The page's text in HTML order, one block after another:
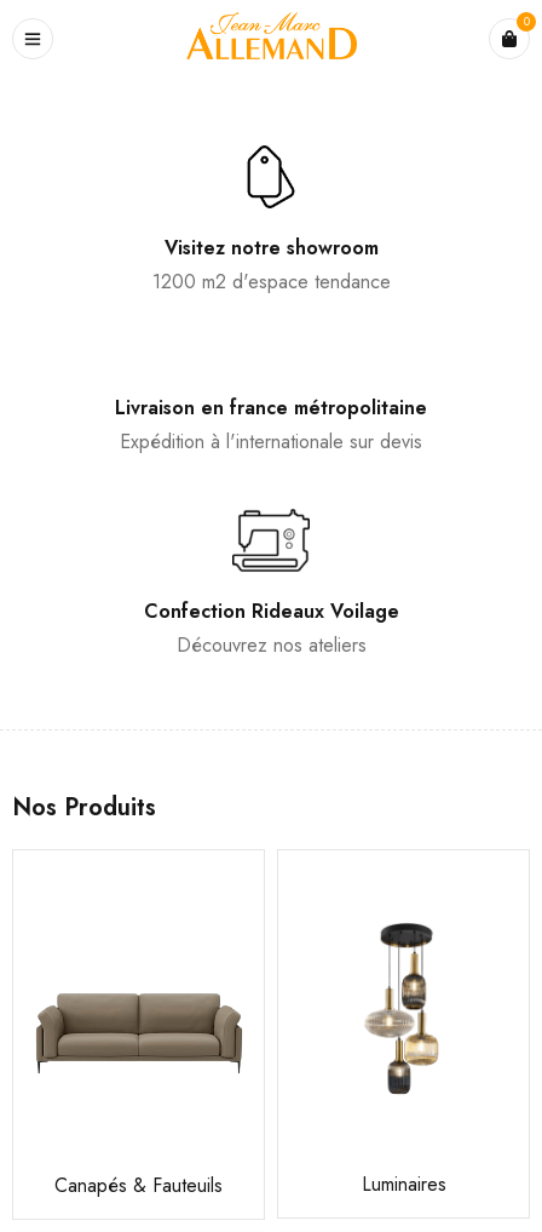
0
Visitez notre showroom
1200 m2 d'espace tendance
Livraison en france métropolitaine
Expédition à l'internationale sur devis
Confection Rideaux Voilage
Découvrez nos ateliers
Nos Produits
Canapés & Fauteuils Luminaires